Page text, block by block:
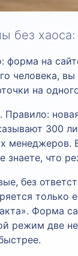
без
форма на
человека,
на
300
знаете, что
без
Форма
режим две